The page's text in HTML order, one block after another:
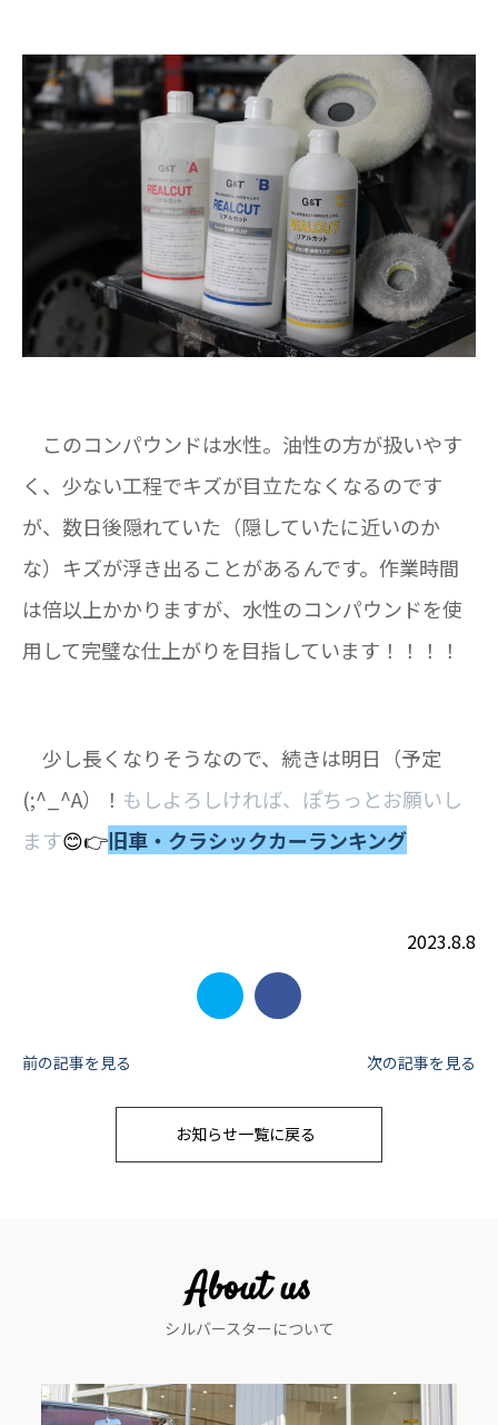
このコンパウンドは水性。油性の方が扱いやす
く、少ない工程でキズが目立たなくなるのです
が、数日後隠れていた（隠していたに近いのか
な）キズが浮き出ることがあるんです。作業時間
は倍以上かかりますが、水性のコンパウンドを使
用して完璧な仕上がりを目指しています！！！！
少し長くなりそうなので、続きは明日（予定
(;^_^A）！ もしよろしければ、ぽちっとお願いし
ます😊👉旧車・クラシックカーランキング
2023.8.8
投
ン
前の記事を見る 次の記事を見る
お知らせ一覧に戻る
About us
シルバースターについて